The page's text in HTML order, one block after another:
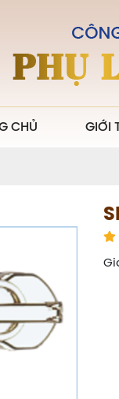
CHỦ GIỚI